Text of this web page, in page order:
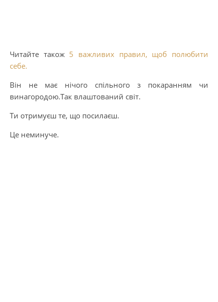
Читайте також 5 важливих правил, щоб полюбити
себе.
Він не має нічого спільного з покаранням чи
винагородою.Так влаштований світ.
Ти отримуєш те, що посилаєш.
Це неминуче.